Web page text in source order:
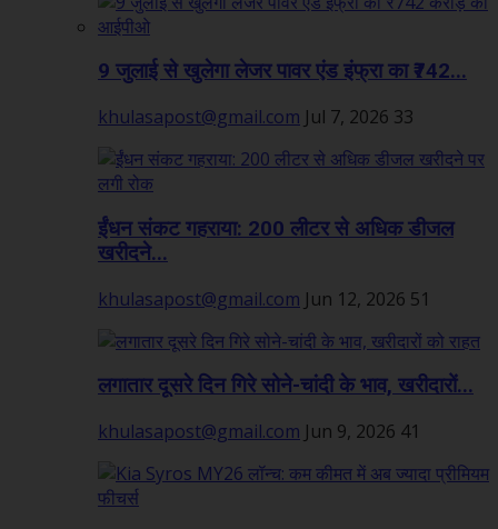
9 जुलाई से खुलेगा लेजर पावर एंड इंफ्रा का ₹742...
khulasapost@gmail.com Jul 7, 2026 33
ईंधन संकट गहराया: 200 लीटर से अधिक डीजल
खरीदने...
khulasapost@gmail.com Jun 12, 2026 51
लगातार दूसरे दिन गिरे सोने-चांदी के भाव, खरीदारों...
khulasapost@gmail.com Jun 9, 2026 41